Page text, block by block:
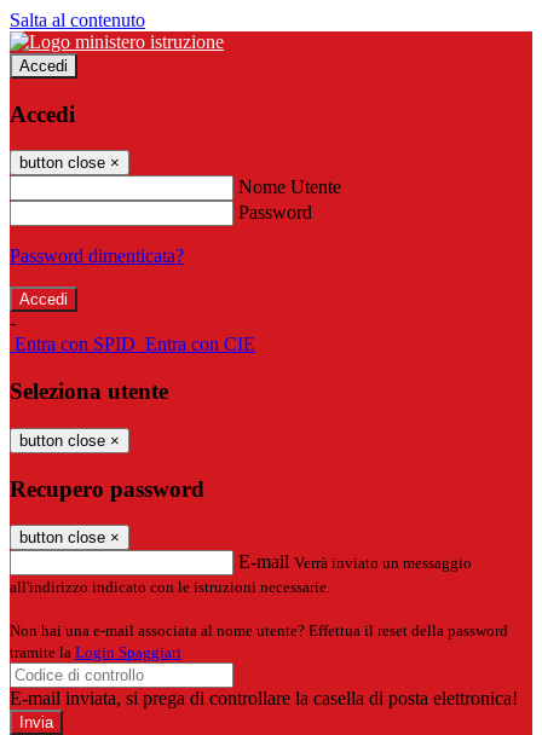
Salta al contenuto
Accedi
Accedi
button close ×
Nome Utente
Password
Password dimenticata?
-
Entra con SPID Entra con CIE
Seleziona utente
button close ×
Recupero password
button close ×
E-mail Verrà inviato un messaggio
all'indirizzo indicato con le istruzioni necessarie.
Non hai una e-mail associata al nome utente? Effettua il reset della password
tramite la Login Spaggiari
E-mail inviata, si prega di controllare la casella di posta elettronica!